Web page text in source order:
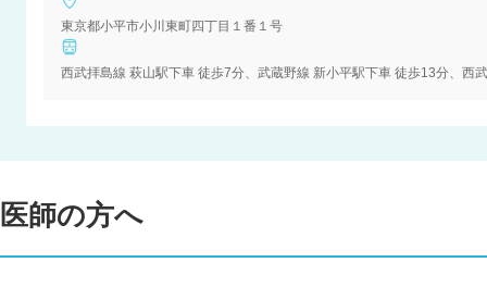
東京都小平市小川東町四丁目１番１号
西武拝島線 萩山駅下車 徒歩7分、武蔵野線 新小平駅下車 徒歩13分、西
医師の方へ